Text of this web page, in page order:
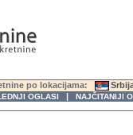
po lokacijama:
OGLASI | NAJČITANIJI